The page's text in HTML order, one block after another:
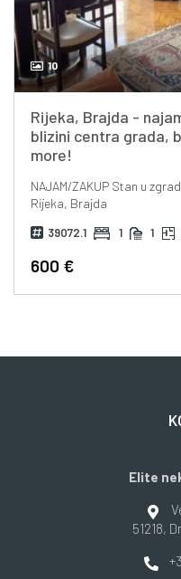
10
Rijeka, Brajda -
blizini centra grada,
more!
NAJAM/ZAKUPStan u
Rijeka, Brajda
39072.1 1 1
600 €
Elite
51218,